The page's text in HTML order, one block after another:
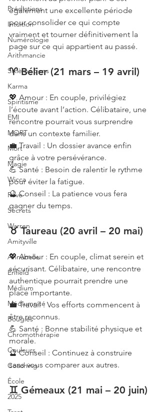
Prédictions
Intuition
Numérologie
Arithmancie
Sixième Sens
Karma
Spiritisme
EMI
MORT
Mort
Magie
Wicca
Rêve
Secrets
Warren
Amityville
Annabelle
Enfield
Médium
Médiumnité
Bougies
Chromothérapie
Couleurs
Coaching
École
2025
également une excellente période
pour consolider ce qui compte
vraiment et tourner définitivement la
page sur ce qui appartient au passé.
♈ Bélier (21 mars – 19 avril)
💖 Amour : En couple, privilégiez
l’écoute avant l’action. Célibataire, une
rencontre pourrait vous surprendre
dans un contexte familier.
💼 Travail : Un dossier avance enfin
grâce à votre persévérance.
💪 Santé : Besoin de ralentir le rythme
pour éviter la fatigue.
🔮 Conseil : La patience vous fera
gagner du temps.
♉ Taureau (20 avril – 20 mai)
💖 Amour : En couple, climat serein et
sécurisant. Célibataire, une rencontre
authentique pourrait prendre une
place importante.
💼 Travail : Vos efforts commencent à
être reconnus.
💪 Santé : Bonne stabilité physique et
morale.
🔮 Conseil : Continuez à construire
sans vous comparer aux autres.
♊ Gémeaux (21 mai – 20 juin)